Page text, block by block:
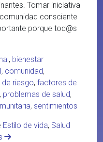
Tomar iniciativa
consciente
porque tod@s
, bienestar
, comunidad,
riesgo, factores de
, problemas de salud,
, sentimientos
Estilo de vida, Salud